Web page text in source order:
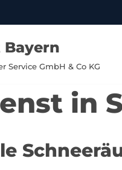
Service GmbH & Co KG
in